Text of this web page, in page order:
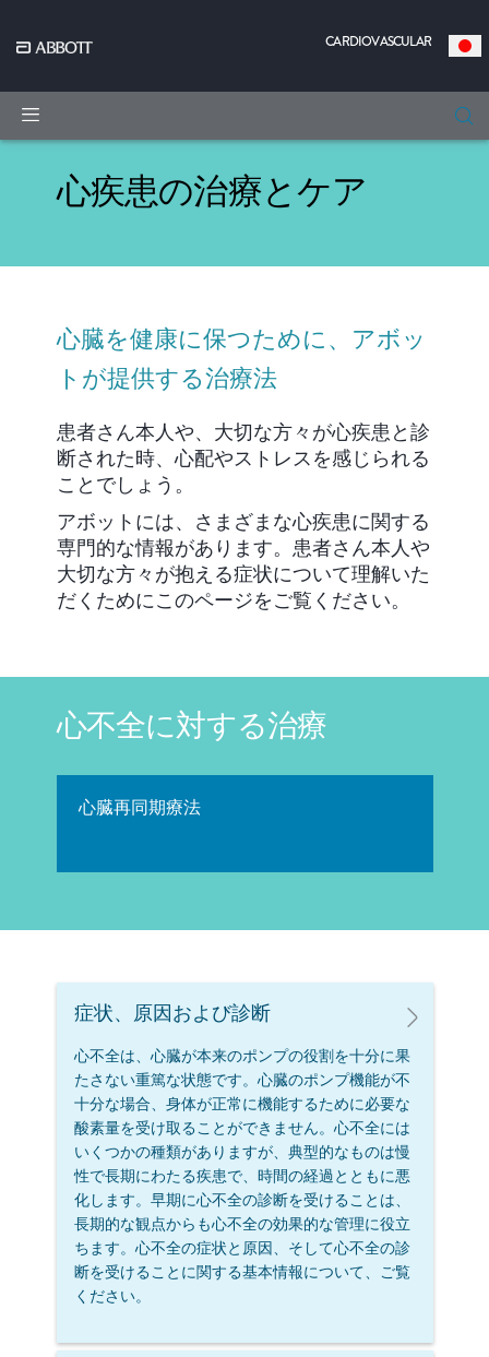
CARDIOVASCULAR |
心疾患の治療とケア
心臓を健康に保つために、アボッ
トが提供する治療法
患者さん本人や、大切な方々が心疾患と診
断された時、心配やストレスを感じられる
ことでしょう。
アボットには、さまざまな心疾患に関する
専門的な情報があります。患者さん本人や
大切な方々が抱える症状について理解いた
だくためにこのページをご覧ください。
心不全に対する治療
心臓再同期療法
症状、原因および診断
心不全は、心臓が本来のポンプの役割を十分に果
たさない重篤な状態です。心臓のポンプ機能が不
十分な場合、身体が正常に機能するために必要な
酸素量を受け取ることができません。心不全には
いくつかの種類がありますが、典型的なものは慢
性で長期にわたる疾患で、時間の経過とともに悪
化します。早期に心不全の診断を受けることは、
長期的な観点からも心不全の効果的な管理に役立
ちます。心不全の症状と原因、そして心不全の診
断を受けることに関する基本情報について、ご覧
ください。